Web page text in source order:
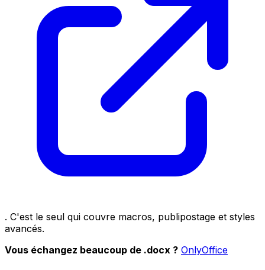
. C'est le seul qui couvre macros, publipostage et styles
avancés.
Vous échangez beaucoup de .docx ? OnlyOffice